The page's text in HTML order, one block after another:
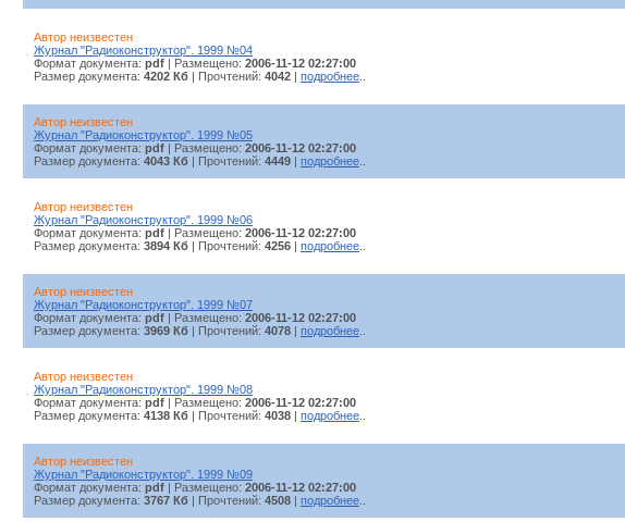
Автор неизвестен
Журнал "Радиоконструктор". 1999 №04
Формат документа: pdf | Размещено: 2006-11-12 02:27:00
Размер документа: 4202 Кб | Прочтений: 4042 подробнее
Автор неизвестен
Журнал "Радиоконструктор". 1999 №05
Формат документа: pdf | Размещено: 2006-11-12 02:27:00
Размер документа: 4043 Кб | Прочтений: 4449 подробнее
Автор неизвестен
Журнал "Радиоконструктор". 1999 №06
Формат документа: pdf | Размещено: 2006-11-12 02:27:00
Размер документа: 3894 Кб | Прочтений: 4256 подробнее
Автор неизвестен
Журнал "Радиоконструктор". 1999 №07
Формат документа: pdf | Размещено: 2006-11-12 02:27:00
Размер документа: 3969 Кб | Прочтений: 4078 подробнее
Автор неизвестен
Журнал "Радиоконструктор". 1999 №08
Формат документа: pdf | Размещено: 2006-11-12 02:27:00
Размер документа: 4138 Кб | Прочтений: 4038 подробнее
Автор неизвестен
Журнал "Радиоконструктор". 1999 №09
Формат документа: pdf | Размещено: 2006-11-12 02:27:00
Размер документа: 3767 Кб | Прочтений: 4508 подробнее